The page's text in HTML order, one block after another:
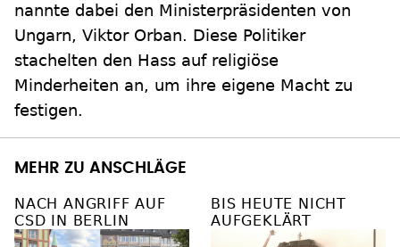
nannte dabei den Ministerpräsidenten von
Ungarn, Viktor Orban. Diese Politiker
stachelten den Hass auf religiöse
Minderheiten an, um ihre eigene Macht zu
festigen.
MEHR ZU ANSCHLÄGE
NACH ANGRIFF AUF
CSD IN BERLIN
BIS HEUTE NICHT
AUFGEKLÄRT